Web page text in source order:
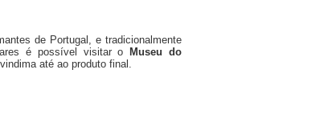
de Portugal, e tradicionalmente
é possível visitar o
Museu do
até ao produto final.